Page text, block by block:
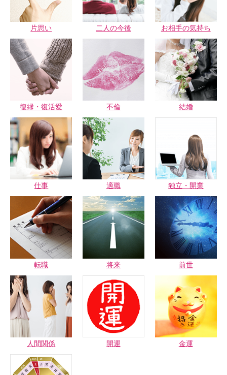
片思い 二人の今後 お相手の気持ち
復縁・復活愛 不倫 結婚
仕事 適職 独立・開業
転職 将来 前世
人間関係 開運 金運